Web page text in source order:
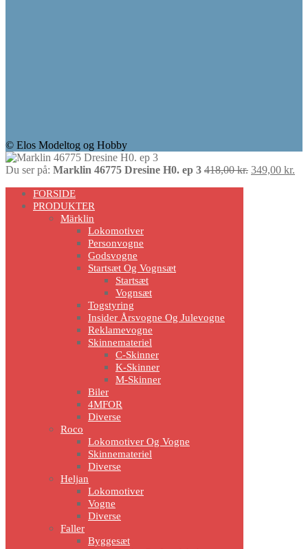
© Elos Modeltog og Hobby
Du ser på: Marklin 46775 Dresine H0. ep 3 418,00kr. Den
349,00 kr.
Scroll
Up
FORSIDE
PRODUKTER
Märklin
Lokomotiver
Personvogne
Godsvogne
Startsæt Og Vognsæt
Startsæt
Vognsæt
Togstyring
Insider Årsvogne Og Julevogne
Reklamevogne
Skinnemateriel
C-Skinner
K-Skinner
M-Skinner
Biler
4MFOR
Diverse
Roco
Lokomotiver Og Vogne
Skinnemateriel
Diverse
Heljan
Lokomotiver
Vogne
Diverse
Faller
Byggesæt